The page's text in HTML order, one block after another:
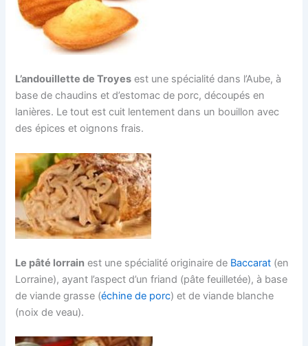
L’andouillette de Troyes est une spécialité dans l’Aube, à
base de chaudins et d’estomac de porc, découpés en
lanières. Le tout est cuit lentement dans un bouillon avec
des épices et oignons frais.
Le pâté lorrain est une spécialité originaire de Baccarat (en
Lorraine), ayant l’aspect d’un friand (pâte feuilletée), à base
de viande grasse (échine de porc) et de viande blanche
(noix de veau).